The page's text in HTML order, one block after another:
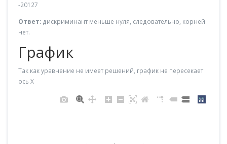
-20127
Ответ: дискриминант меньше нуля, следовательно, корней
нет.
График
Так как уравнение не имеет решений, график не пересекает
ось X